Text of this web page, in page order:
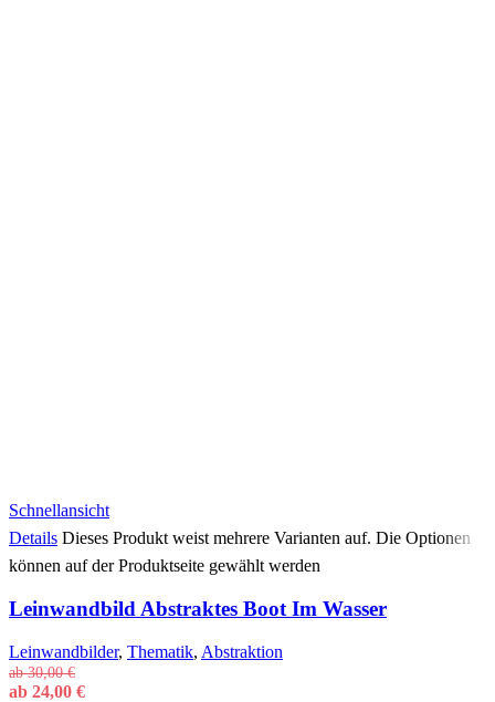
Schnellansicht
Details Dieses Produkt weist mehrere Varianten auf. Die Optionen
können auf der Produktseite gewählt werden
Leinwandbild Abstraktes Boot Im Wasser
Leinwandbilder, Thematik, Abstraktion
ab30,00€
ab 24,00 €